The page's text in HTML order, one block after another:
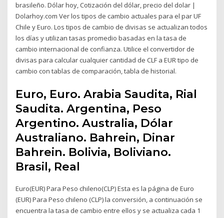
brasileño. Dólar hoy, Cotización del dólar, precio del dolar |
Dolarhoy.com Ver los tipos de cambio actuales para el par UF
Chile y Euro. Los tipos de cambio de divisas se actualizan todos
los días y utilizan tasas promedio basadas en la tasa de
cambio internacional de confianza. Utilice el convertidor de
divisas para calcular cualquier cantidad de CLF a EUR tipo de
cambio con tablas de comparación, tabla de historial.
Euro, Euro. Arabia Saudita, Rial
Saudita. Argentina, Peso
Argentino. Australia, Dólar
Australiano. Bahrein, Dinar
Bahrein. Bolivia, Boliviano.
Brasil, Real
Euro(EUR) Para Peso chileno(CLP) Esta es la página de Euro
(EUR) Para Peso chileno (CLP) la conversión, a continuación se
encuentra la tasa de cambio entre ellos y se actualiza cada 1